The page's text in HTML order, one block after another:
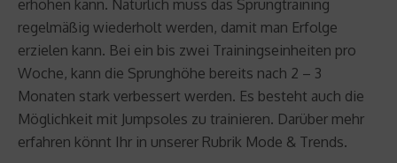
erhöhen kann. Natürlich muss das Sprungtraining
regelmäßig wiederholt werden, damit man Erfolge
erzielen kann. Bei ein bis zwei Trainingseinheiten pro
Woche, kann die Sprunghöhe bereits nach 2 – 3
Monaten stark verbessert werden. Es besteht auch die
Möglichkeit mit Jumpsoles zu trainieren. Darüber mehr
erfahren könnt Ihr in unserer Rubrik Mode & Trends.